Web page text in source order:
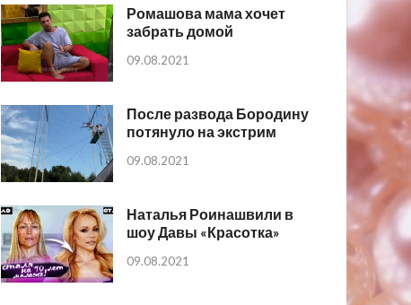
Ромашова мама хочет
забрать домой
09.08.2021
После развода Бородину
потянуло на экстрим
09.08.2021
Наталья Роинашвили в
шоу Давы «Красотка»
09.08.2021